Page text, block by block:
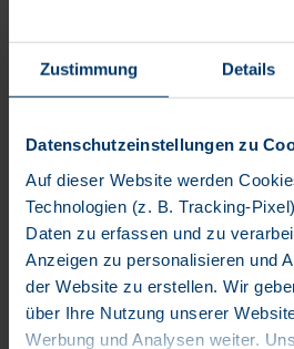
Zustimmung Details
Datenschutzeinstellungen zu
Auf dieser Website werden
Technologien (z. B. Tracking-
Daten zu erfassen und zu
Anzeigen zu personalisieren und
der Website zu erstellen. Wir
über Ihre Nutzung unserer
Werbung und Analysen weiter.
Testautomatisierung IT-
Festanstellung
BTC AG
Senior
*in / Network Engineer
BTC IT Services GmbH